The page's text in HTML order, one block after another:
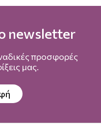
newsletter
προσφορές
μας.